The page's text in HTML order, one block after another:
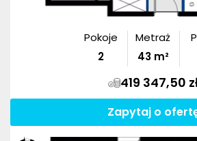
Pokoje
2
Metraż
43m²
419 347,50
Zapytaj o